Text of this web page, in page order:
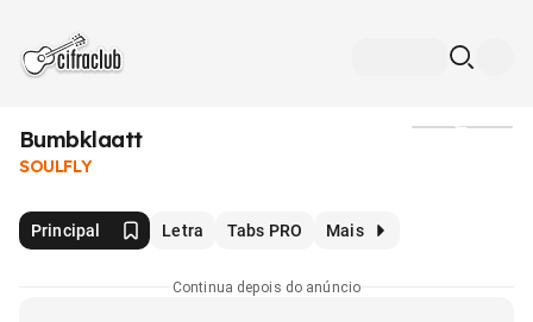
Bumbklaatt
SOULFLY
Principal Letra Tabs PRO Mais
Continua depois do anúncio